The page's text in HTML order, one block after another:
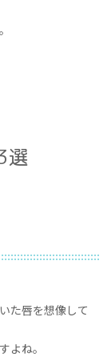
選
た唇を想像して
よね。